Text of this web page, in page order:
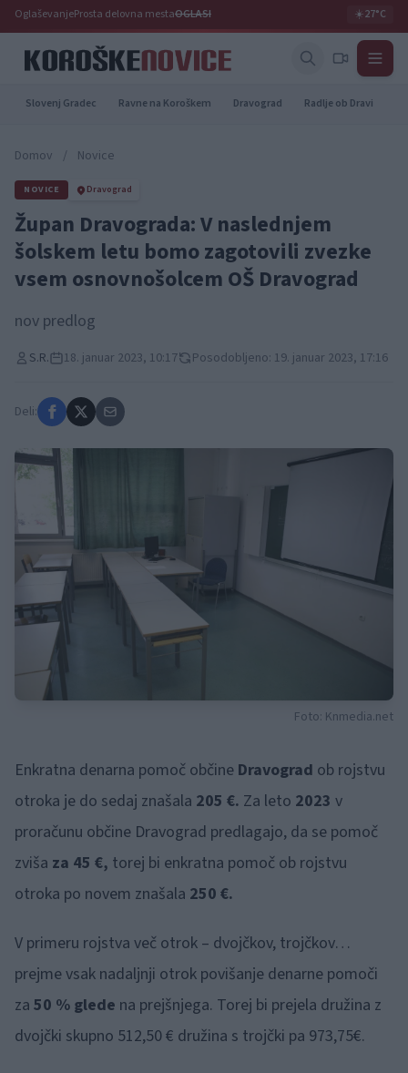
OglaševanjeProsta delovna mestaOGLASI ☀️27°C
Slovenj Gradec Ravne na Koroškem Dravograd Radlje ob Dravi
Domov / Novice
NOVICE Dravograd
Župan Dravograda: V naslednjem
šolskem letu bomo zagotovili zvezke
vsem osnovnošolcem OŠ Dravograd
nov predlog
S.R. 18. januar 2023, 10:17 Posodobljeno: 19. januar 2023, 17:16
Deli:
Foto: Knmedia.net
Enkratna denarna pomoč občine Dravograd ob rojstvu
otroka je do sedaj znašala 205 €. Za leto 2023 v
proračunu občine Dravograd predlagajo, da se pomoč
zviša za 45 €, torej bi enkratna pomoč ob rojstvu
otroka po novem znašala 250 €.
V primeru rojstva več otrok – dvojčkov, trojčkov…
prejme vsak nadaljnji otrok povišanje denarne pomoči
za 50 % glede na prejšnjega. Torej bi prejela družina z
dvojčki skupno 512,50 € družina s trojčki pa 973,75€.